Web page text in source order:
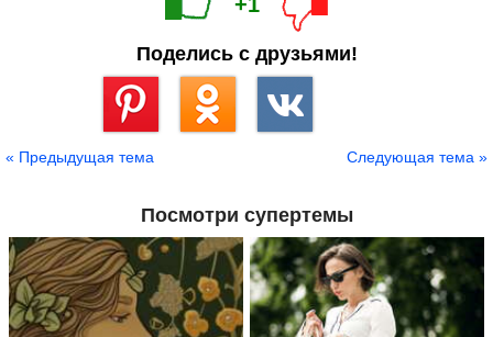
Поделись с друзьями!
« Предыдущая тема Следующая тема »
Посмотри супертемы